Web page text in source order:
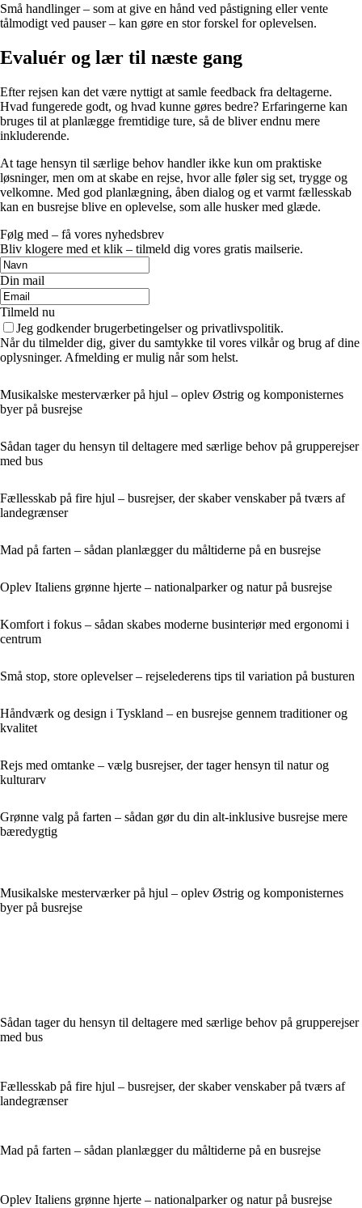
Små handlinger – som at give en hånd ved påstigning eller vente
tålmodigt ved pauser – kan gøre en stor forskel for oplevelsen.
Evaluér og lær til næste gang
Efter rejsen kan det være nyttigt at samle feedback fra deltagerne.
Hvad fungerede godt, og hvad kunne gøres bedre? Erfaringerne kan
bruges til at planlægge fremtidige ture, så de bliver endnu mere
inkluderende.
At tage hensyn til særlige behov handler ikke kun om praktiske
løsninger, men om at skabe en rejse, hvor alle føler sig set, trygge og
velkomne. Med god planlægning, åben dialog og et varmt fællesskab
kan en busrejse blive en oplevelse, som alle husker med glæde.
Følg med – få vores nyhedsbrev
Bliv klogere med et klik – tilmeld dig vores gratis mailserie.
Din mail
Tilmeld nu
Jeg godkender brugerbetingelser og privatlivspolitik.
Når du tilmelder dig, giver du samtykke til vores vilkår og brug af dine
oplysninger. Afmelding er mulig når som helst.
Musikalske mesterværker på hjul – oplev Østrig og komponisternes
byer på busrejse
Sådan tager du hensyn til deltagere med særlige behov på grupperejser
med bus
Fællesskab på fire hjul – busrejser, der skaber venskaber på tværs af
landegrænser
Mad på farten – sådan planlægger du måltiderne på en busrejse
Oplev Italiens grønne hjerte – nationalparker og natur på busrejse
Komfort i fokus – sådan skabes moderne businteriør med ergonomi i
centrum
Små stop, store oplevelser – rejselederens tips til variation på busturen
Håndværk og design i Tyskland – en busrejse gennem traditioner og
kvalitet
Rejs med omtanke – vælg busrejser, der tager hensyn til natur og
kulturarv
Grønne valg på farten – sådan gør du din alt-inklusive busrejse mere
bæredygtig
Musikalske mesterværker på hjul – oplev Østrig og komponisternes
byer på busrejse
Sådan tager du hensyn til deltagere med særlige behov på grupperejser
med bus
Fællesskab på fire hjul – busrejser, der skaber venskaber på tværs af
landegrænser
Mad på farten – sådan planlægger du måltiderne på en busrejse
Oplev Italiens grønne hjerte – nationalparker og natur på busrejse